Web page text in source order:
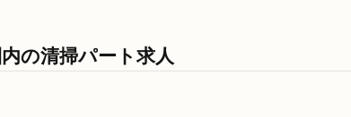
の清掃パート求人